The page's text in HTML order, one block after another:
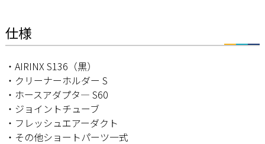
仕様
・AIRINX S136（黒）
・クリーナーホルダー S
・ホースアダプタ― S60
・ジョイントチューブ
・フレッシュエアーダクト
・その他ショートパーツ一式